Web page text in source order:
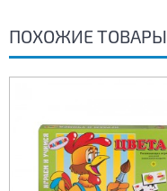
ПОХОЖИЕ ТОВАРЫ